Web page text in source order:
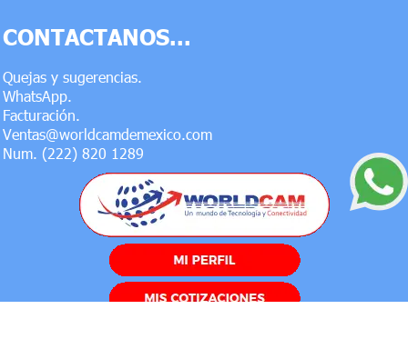
CONTACTANOS...
Quejas y sugerencias.
WhatsApp.
Facturación.
Ventas@worldcamdemexico.com
Num. (222) 820 1289